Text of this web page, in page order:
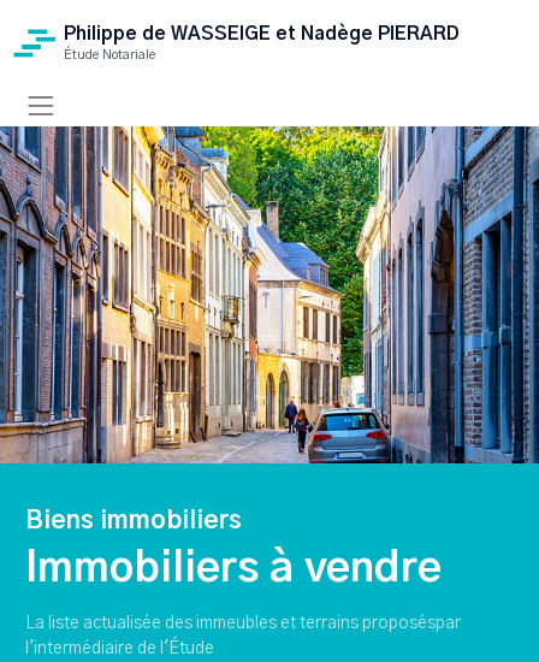
Philippe de WASSEIGE et Nadège PIERARD
Étude Notariale
Biens immobiliers
Immobiliers à vendre
La liste actualisée des immeubles et terrains proposéspar
l'intermédiaire de l'Étude